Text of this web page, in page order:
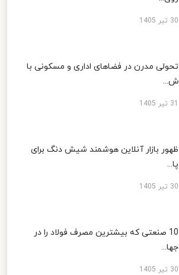
مدرن در فضاهای اداری و مسکونی با
بازار آنلاین هوشمند شیش دنگ برای
10 صنعتی که بیشترین مصرف فولاد را در